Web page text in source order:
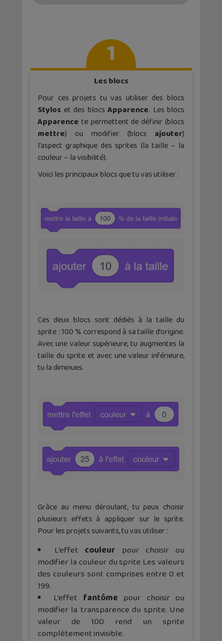
1
Les blocs
Pour ces projets tu vas utiliser des blocs
Stylos et des blocs Apparence. Les blocs
Apparence te permettent de définir (blocs
mettre) ou modifier (blocs ajouter)
l’aspect graphique des sprites (la taille – la
couleur – la visibilité).
Voici les principaux blocs que tu vas utiliser :
Ces deux blocs sont dédiés à la taille du
sprite : 100 % correspond à sa taille d’origine.
Avec une valeur supérieure, tu augmentes la
taille du sprite et avec une valeur inférieure,
tu la diminues.
Grâce au menu déroulant, tu peux choisir
plusieurs effets à appliquer sur le sprite.
Pour les projets suivants, tu vas utiliser :
L’effet couleur pour choisir ou
modifier la couleur du sprite Les valeurs
des couleurs sont comprises entre 0 et
199.
L’effet fantôme pour choisir ou
modifier la transparence du sprite. Une
valeur de 100 rend un sprite
complètement invisible.